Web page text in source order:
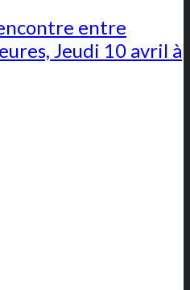
entre
Jeudi 10 avril à